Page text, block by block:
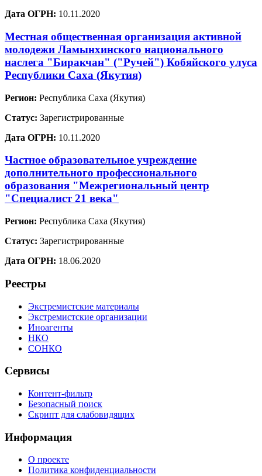
Дата ОГРН: 10.11.2020
Местная общественная организация активной
молодежи Ламынхинского национального
наслега "Биракчан" ("Ручей") Кобяйского улуса
Республики Саха (Якутия)
Регион: Республика Саха (Якутия)
Статус: Зарегистрированные
Дата ОГРН: 10.11.2020
Частное образовательное учреждение
дополнительного профессионального
образования "Межрегиональный центр
"Специалист 21 века"
Регион: Республика Саха (Якутия)
Статус: Зарегистрированные
Дата ОГРН: 18.06.2020
Реестры
Экстремистские материалы
Экстремистские организации
Иноагенты
НКО
СОНКО
Сервисы
Контент-фильтр
Безопасный поиск
Скрипт для слабовидящих
Информация
О проекте
Политика конфиденциальности